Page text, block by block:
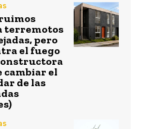
terremotos
pero
el fuego
cambiar el
de las